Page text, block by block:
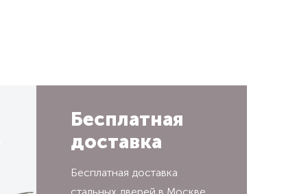
Бесплатная
доставка
Бесплатная доставка